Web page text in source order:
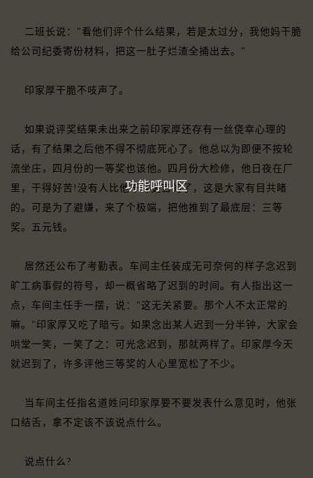
二班长说："看他们评个什么结果，若是太过分，我他妈干脆
给公司纪委寄份材料，把这一肚子烂渣全捅出去。"
印家厚干脆不吱声了。
如果说评奖结果未出来之前印家厚还存有一丝侥幸心理的
话，有了结果之后他不得不彻底死心了。他总以为即便不按轮
流坐庄，四月份的一等奖也该他。四月份大检修，他日夜在厂
里，干得好苦!没有人比他干得更苦的了，这是大家有目共睹
的。可是为了避嫌，来了个极端，把他推到了最底层：三等
奖。五元钱。
居然还公布了考勤表。车间主任装成无可奈何的样子念迟到
旷工病事假的符号，却一概省略了迟到的时间。有人指出这一
点，车间主任手一摆，说："这无关紧要。那个人不太正常的
嘛。"印家厚又吃了暗亏。如果念出某人迟到一分半钟，大家会
哄堂一笑，一笑了之：可光念迟到，那就两样了。印家厚今天
就迟到了，许多评他三等奖的人心里宽松了不少。
当车间主任指名道姓问印家厚要不要发表什么意见时，他张
口结舌，拿不定该不该说点什么。
说点什么?
功能呼叫区